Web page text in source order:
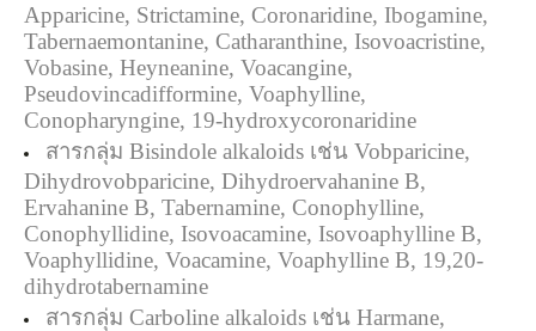
Apparicine, Strictamine, Coronaridine, Ibogamine,
Tabernaemontanine, Catharanthine, Isovoacristine,
Vobasine, Heyneanine, Voacangine,
Pseudovincadifformine, Voaphylline,
Conopharyngine, 19-hydroxycoronaridine
สารกลุ่ม Bisindole alkaloids เช่น Vobparicine,
Dihydrovobparicine, Dihydroervahanine B,
Ervahanine B, Tabernamine, Conophylline,
Conophyllidine, Isovoacamine, Isovoaphylline B,
Voaphyllidine, Voacamine, Voaphylline B, 19,20-
dihydrotabernamine
สารกลุ่ม Carboline alkaloids เช่น Harmane,